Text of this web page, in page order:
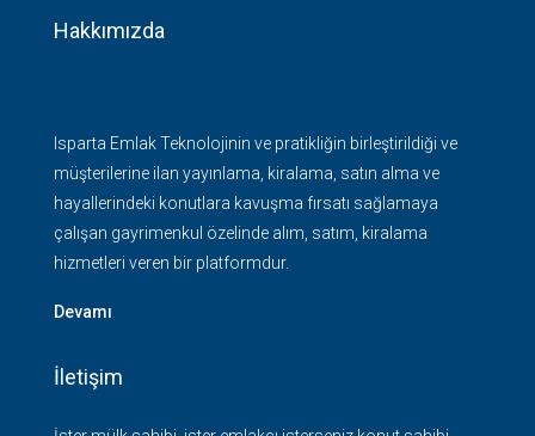
Hakkımızda
Isparta Emlak Teknolojinin ve pratikliğin birleştirildiği ve
müşterilerine ilan yayınlama, kiralama, satın alma ve
hayallerindeki konutlara kavuşma fırsatı sağlamaya
çalışan gayrimenkul özelinde alım, satım, kiralama
hizmetleri veren bir platformdur.
Devamı
İletişim